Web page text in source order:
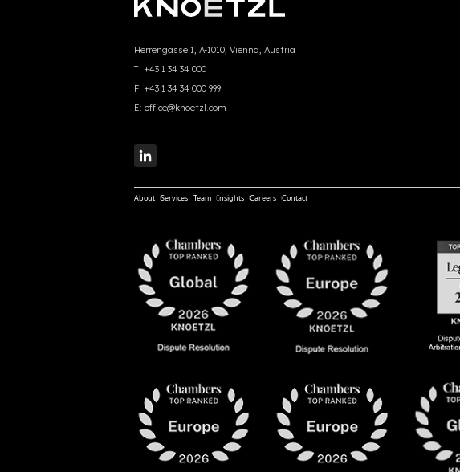
Herrengasse 1, A-1010, Vienna, Austria
T: +43 1 34 34 000
F: +43 1 34 34 000 999
E: office@knoetzl.com
About Services Team Insights Careers Contact